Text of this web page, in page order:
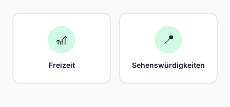
🎢
Freizeit
📍
Sehenswürdigkeiten